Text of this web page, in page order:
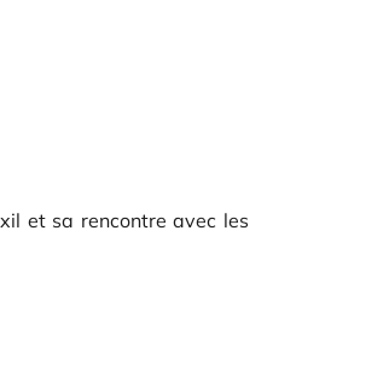
et sa rencontre avec les